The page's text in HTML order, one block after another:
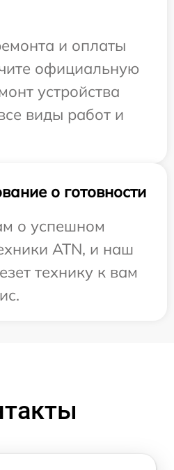
и оплаты
официальную
устройства
виды работ и
о готовности
о успешном
ATN, и наш
технику к вам